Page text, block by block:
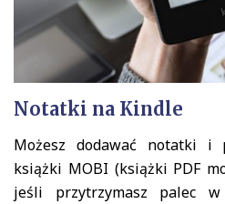
Notatki na Kindle
Możesz dodawać notatki i
książki MOBI (książki PDF
jeśli przytrzymasz palec